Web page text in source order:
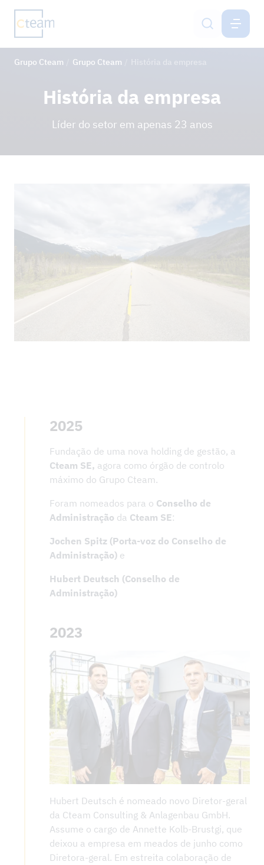
Grupo Cteam
NOTÍCIAS
PROJETOS DE REFERÊNCIA
GRUPO CTEAM
Grupo Cteam Grupo Cteam
História da empresa
Líder do setor em apenas 23 anos
2025
Fundação de uma nova holding de gestão, a
Cteam SE, agora como órgão de controlo
máximo do Grupo Cteam.
Foram nomeados para o Conselho de
Administração da Cteam SE:
Jochen Spitz (Porta-voz do Conselho de
Administração) e
Hubert Deutsch (Conselho de
Administração)
2023
Hubert Deutsch é nomeado novo Diretor-geral
da Cteam Consulting & Anlagenbau GmbH.
Assume o cargo de Annette Kolb-Brustgi, que
deixou a empresa em meados de junho como
Diretora-geral. Em estreita colaboração de